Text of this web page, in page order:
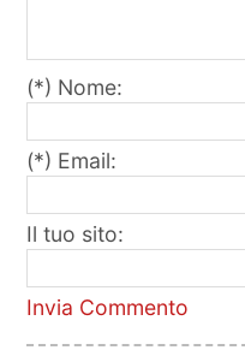
(*) Nome:
(*) Email:
Il tuo sito:
Invia Commento